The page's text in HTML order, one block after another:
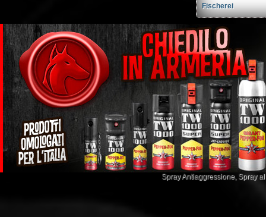
Fischerei
Spray Antiaggressione, Spray